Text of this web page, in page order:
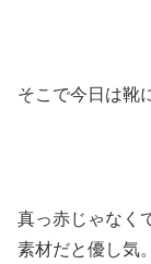
そこで今日は靴
真っ赤じゃなく
素材だと優し気。